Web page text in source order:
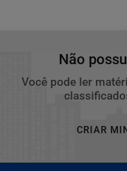
Não
Você pode ler
CRIAR